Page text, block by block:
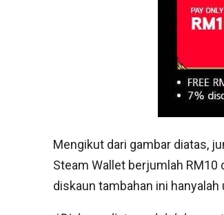
Mengikut dari gambar diatas,
Steam Wallet berjumlah RM10
diskaun tambahan ini